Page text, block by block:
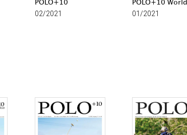
POLO+10
02/2021
POLO+10 World
01/2021